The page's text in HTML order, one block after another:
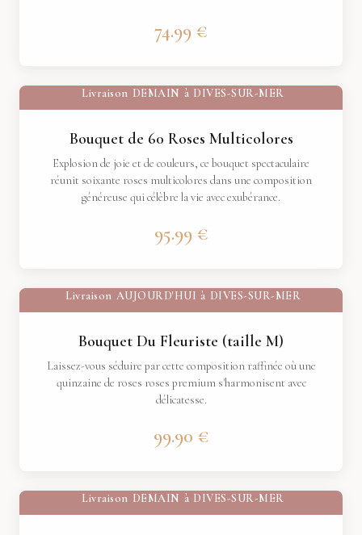
74.99 €
Livraison DEMAIN à DIVES-SUR-MER
Bouquet de 60 Roses Multicolores
Explosion de joie et de couleurs, ce bouquet spectaculaire
réunit soixante roses multicolores dans une composition
généreuse qui célèbre la vie avec exubérance.
95.99 €
Livraison AUJOURD'HUI à DIVES-SUR-MER
Bouquet Du Fleuriste (taille M)
Laissez-vous séduire par cette composition raffinée où une
quinzaine de roses roses premium s'harmonisent avec
délicatesse.
99.90 €
Livraison DEMAIN à DIVES-SUR-MER